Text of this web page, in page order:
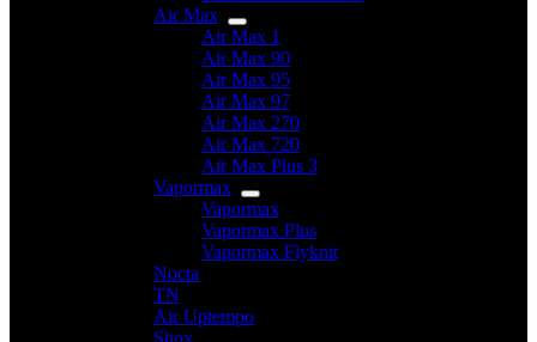
Air Max
Air Max 1
Air Max 90
Air Max 95
Air Max 97
Air Max 270
Air Max 720
Air Max Plus 3
Vapormax
Vapormax
Vapormax Plus
Vapormax Flyknit
Nocta
TN
Air Uptempo
Shox